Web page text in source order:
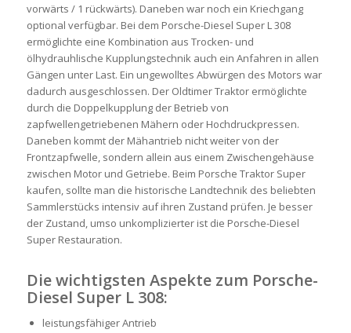
vorwärts / 1 rückwärts). Daneben war noch ein Kriechgang
optional verfügbar. Bei dem Porsche-Diesel Super L 308
ermöglichte eine Kombination aus Trocken- und
ölhydrauhlische Kupplungstechnik auch ein Anfahren in allen
Gängen unter Last. Ein ungewolltes Abwürgen des Motors war
dadurch ausgeschlossen. Der Oldtimer Traktor ermöglichte
durch die Doppelkupplung der Betrieb von
zapfwellengetriebenen Mähern oder Hochdruckpressen.
Daneben kommt der Mähantrieb nicht weiter von der
Frontzapfwelle, sondern allein aus einem Zwischengehäuse
zwischen Motor und Getriebe. Beim Porsche Traktor Super
kaufen, sollte man die historische Landtechnik des beliebten
Sammlerstücks intensiv auf ihren Zustand prüfen. Je besser
der Zustand, umso unkomplizierter ist die Porsche-Diesel
Super Restauration.
Die wichtigsten Aspekte zum Porsche-
Diesel Super L 308:
leistungsfähiger Antrieb